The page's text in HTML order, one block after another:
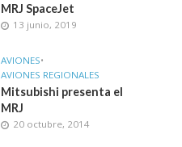
MRJ SpaceJet
13 junio, 2019
AVIONES•
AVIONES REGIONALES
Mitsubishi presenta el
MRJ
20 octubre, 2014